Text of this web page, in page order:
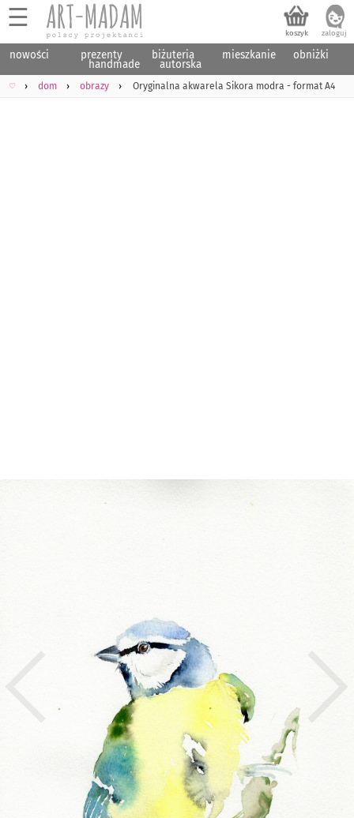
☰
nowości prezenty
handmade
biżuteria
autorska
mieszkanie obniżki
♡ dom obrazy Oryginalna akwarela Sikora modra - format A4